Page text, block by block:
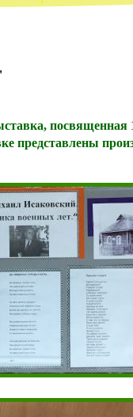
посвященная
представлены